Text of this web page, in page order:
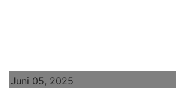
Juni 05, 2025